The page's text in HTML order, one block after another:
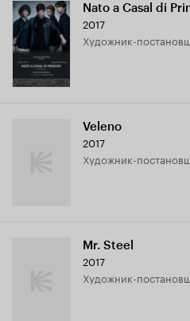
Nato a Casal di
2017
Художник-
Veleno
2017
Художник-
Mr. Steel
2017
Художник-